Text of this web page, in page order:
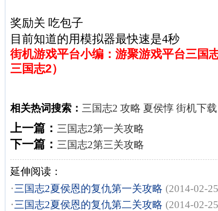
奖励关 吃包子
目前知道的用模拟器最快速是4秒
街机游戏平台小编：游聚游戏平台三国
三国志2）
相关热词搜索： 三国志2 攻略 夏侯惇 街机下载
上一篇： 三国志2第一关攻略
下一篇： 三国志2第三关攻略
延伸阅读：
·三国志2夏侯恩的复仇第一关攻略 (2014-02-
·三国志2夏侯恩的复仇第二关攻略 (2014-02-